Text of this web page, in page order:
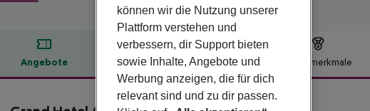
Angebote Hotelbeschreibung Hotelmerkmale
Hotelbeschreibung
können wir die Nutzung unserer
Plattform verstehen und
verbessern, dir Support bieten
sowie Inhalte, Angebote und
Werbung anzeigen, die für dich
relevant sind und zu dir passen.